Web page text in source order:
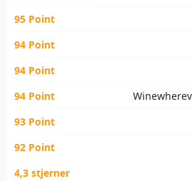
95 Point
94 Point
94 Point
94 Point
93 Point
92 Point
4,3 stjerner